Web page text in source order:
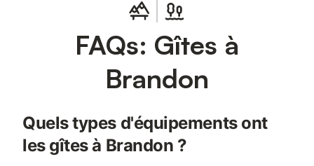
donnant sur le jardin. Une grande partie du jardin vous est
réservée, avec des sièges, bains de soleil et banc à disposition.
Nous avons à coeur de rendre votre séjour le plus plaisant
FAQs: Gîtes à
Brandon
Quels types d'équipements ont
les gîtes à Brandon ?